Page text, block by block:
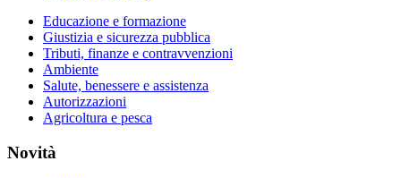
Educazione e formazione
Giustizia e sicurezza pubblica
Tributi, finanze e contravvenzioni
Ambiente
Salute, benessere e assistenza
Autorizzazioni
Agricoltura e pesca
Novità